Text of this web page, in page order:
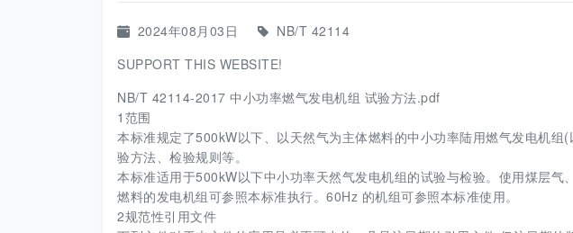
2024年08月03日
NB/T 42114
SUPPORT THIS WEBSITE!
NB/T 42114-2017 中小功率燃气发电机组 试验方法.pdf
1范围
本标准规定了500kW以下、以天然气为主体燃料的中小功率陆用燃气发电机组
验方法、检验规则等。
本标准适用于500kW以下中小功率天然气发电机组的试验与检验。使用煤层气
燃料的发电机组可参照本标准执行。60Hz 的机组可参照本标准使用。
2规范性引用文件